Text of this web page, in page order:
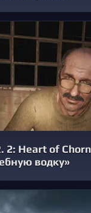
2: Heart of
водку»